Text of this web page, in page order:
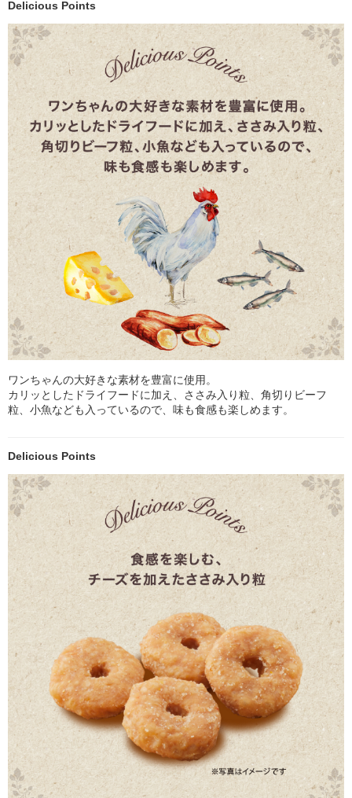
Delicious Points
ワンちゃんの大好きな素材を豊富に使用。
カリッとしたドライフードに加え、ささみ入り粒、角切りビーフ
粒、小魚なども入っているので、味も食感も楽しめます。
Delicious Points